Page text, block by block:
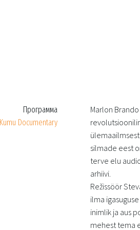
Программа
Kumu Documentary
Marlon
silmade eest
terve elu
arhiivi.
Režissöör
ilma
inimlik ja aus
mehest tema